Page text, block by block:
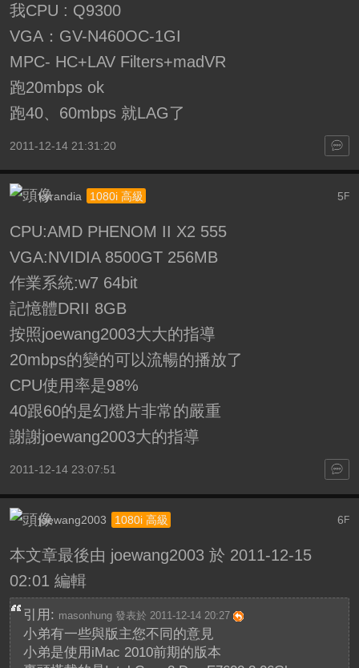
我CPU : Q9300
VGA：GV-N460OC-1GI
MPC- HC+LAV Filters+madVR
跑20mbps ok
跑40、60mbps 就LAG了
2011-12-14 21:31:20
5 F
kyrandia 1080i 高級
CPU:AMD PHENOM II X2 555
VGA:NVIDIA 8500GT 256MB
作業系統:w7 64bit
記憶體DRII 8GB
按照joewang2003大大的指導
20mbps的變的可以流暢的播放了
CPU使用率是98%
40跟60的是幻燈片非常的嚴重
謝謝joewang2003大的指導
2011-12-14 23:07:51
6 F
joewang2003 1080i 高級
本文章最後由 joewang2003 於 2011-12-15
02:01 編輯
引用: masonhung 發表於 2011-12-14 20:27
小弟有一些與版主您不同的意見
小弟是使用iMac 2010前期的版本